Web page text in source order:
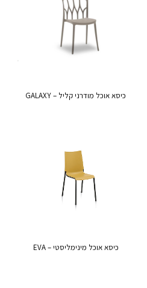
כיסא אוכל מודרני קליל – GALAXY
כיסא אוכל מינימליסטי – EVA